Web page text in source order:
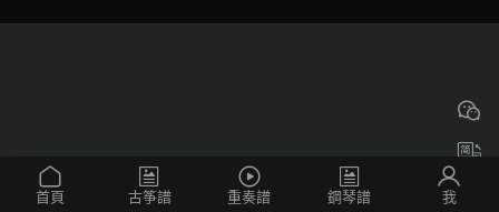
首頁 古筝譜 重奏譜 鋼琴譜 我